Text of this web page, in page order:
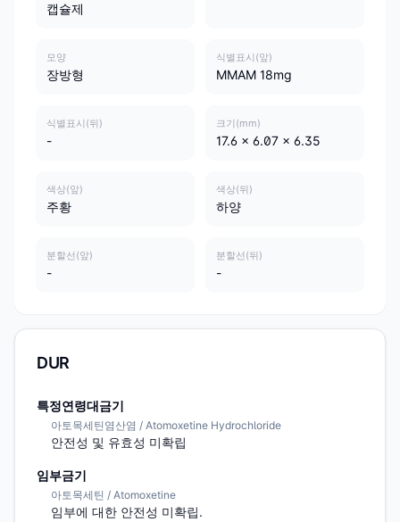
캡슐제
모양
장방형
식별표시(앞)
MMAM 18mg
식별표시(뒤)
-
크기(mm)
17.6 x 6.07 x 6.35
색상(앞)
주황
색상(뒤)
하양
분할선(앞)
-
분할선(뒤)
-
DUR
특정연령대금기
아토목세틴염산염 / Atomoxetine Hydrochloride
안전성 및 유효성 미확립
임부금기
아토목세틴 / Atomoxetine
임부에 대한 안전성 미확립.